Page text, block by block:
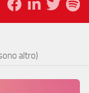
altro)